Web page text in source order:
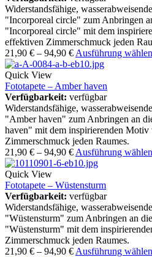
Widerstandsfähige,
"Incorporeal circle" zum Anbringen
"Incorporeal circle" mit dem
effektiven Zimmerschmuck jeden
21,90 € – 94,90 € Ausführung wählen
Quick View
Fototapete – Amber haven
Verfügbarkeit: verfügbar
Widerstandsfähige,
"Amber haven" zum Anbringen an
haven" mit dem inspirierenden
Zimmerschmuck jeden Raumes.
21,90 € – 94,90 € Ausführung wählen
Quick View
Fototapete – Wüstensturm
Verfügbarkeit: verfügbar
Widerstandsfähige,
"Wüstensturm" zum Anbringen an
"Wüstensturm" mit dem
Zimmerschmuck jeden Raumes.
21,90 € – 94,90 € Ausführung wählen